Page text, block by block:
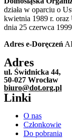
działa w oparciu o
kwietnia 1989 r.
dnia 25 czerwca
Adres e-Doręczeń
Adres
ul. Świdnicka 44,
50-027 Wrocław
biuro@dot.org.pl
Linki
O nas
Członkowie
Do pobrania